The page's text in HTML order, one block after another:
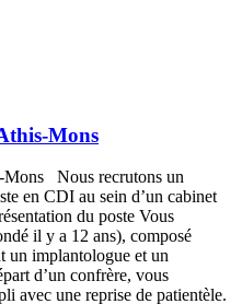
Mons
Nous recrutons un
en CDI au sein d’un cabinet
du poste Vous
il y a 12 ans), composé
un implantologue et un
d’un confrère, vous
avec une reprise de patientèle.